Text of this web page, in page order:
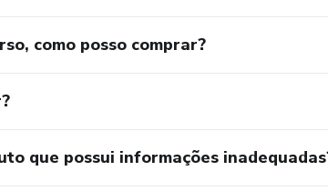
como posso comprar?
que possui informações